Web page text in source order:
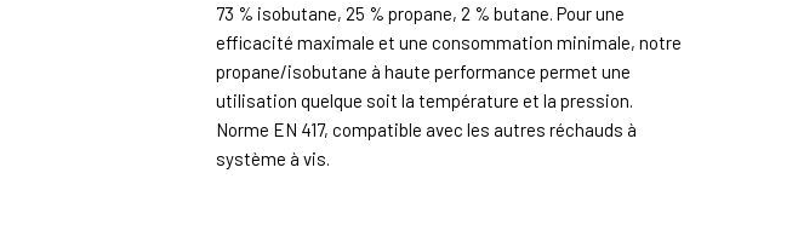
73 % isobutane, 25 % propane, 2 % butane. Pour une
efficacité maximale et une consommation minimale, notre
propane/isobutane à haute performance permet une
utilisation quelque soit la température et la pression.
Norme EN 417, compatible avec les autres réchauds à
système à vis.